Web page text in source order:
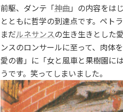
前駆、ダンテ「神曲 」の内容をは
とともに哲学の到達点です。ペト
まだルネサンスの生き生きとした
ンスのロンサールに至って、肉体
愛の書」に「女と風車と果樹園に
うです。笑ってしまいました。